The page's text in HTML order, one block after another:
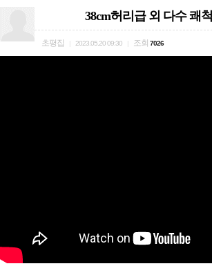
38cm허리급 외 다수 쾌
초평집 2023.05.20 09:30 조회 7026